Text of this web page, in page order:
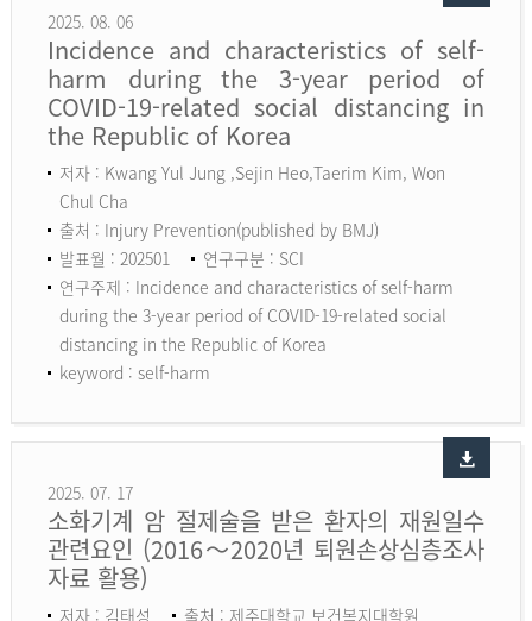
2025. 08. 06
Incidence and characteristics of self-
harm during the 3-year period of
COVID-19-related social distancing in
the Republic of Korea
저자 : Kwang Yul Jung ,Sejin Heo,Taerim Kim, Won
Chul Cha
출처 : Injury Prevention(published by BMJ)
발표월 : 202501
연구구분 : SCI
연구주제 : Incidence and characteristics of self-harm
during the 3-year period of COVID-19-related social
distancing in the Republic of Korea
keyword : self-harm
2025. 07. 17
소화기계 암 절제술을 받은 환자의 재원일수
관련요인 (2016～2020년 퇴원손상심층조사
자료 활용)
저자 : 김태성
출처 : 제주대학교 보건복지대학원